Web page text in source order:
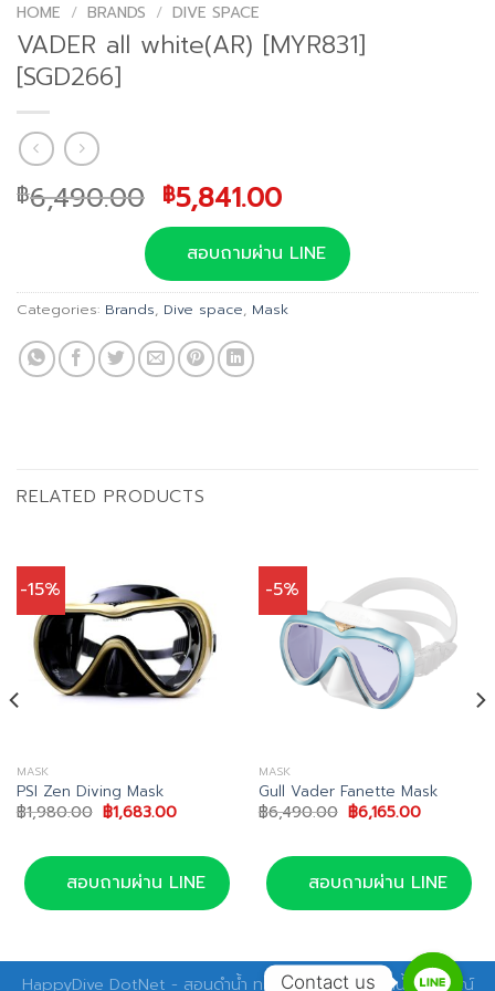
HOME / BRANDS / DIVE SPACE
VADER all white(AR) [MYR831]
[SGD266]
฿6,490.00 Original
price
was:
฿6,490.00.
฿5,841.00Current
price
is:
฿5,841.00.
สอบถามผ่าน LINE
Categories: Brands, Dive space, Mask
RELATED PRODUCTS
-15%
MASK
PSI Zen Diving Mask
฿1,980.00 Original
price
฿1,980.00.
฿1,683.00Current
฿1,683.00.
สอบถามผ่าน LINE
-5%
MASK
Gull Vader Fanette Mask
฿6,490.00 Original
price
฿6,490.00.
฿6,165.00Current
฿6,165.00.
สอบถามผ่าน LINE
HappyDive DotNet - สอนดำน้ำ ทริปดำน้ำ อุปกรณ์ดำน้ำ อุปกรณ์
Contact us